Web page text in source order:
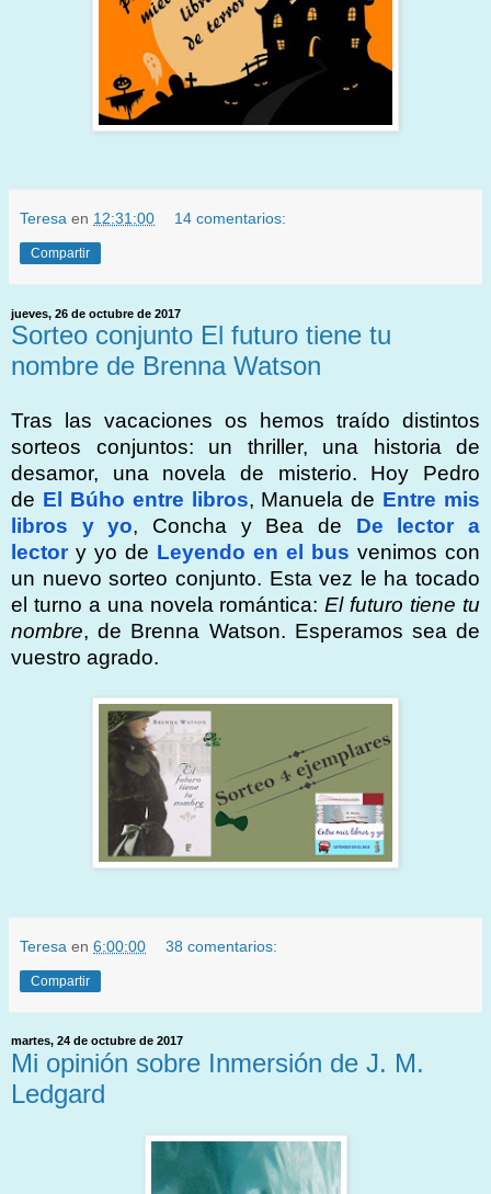
Teresa en 12:31:00 14 comentarios:
Compartir
jueves, 26 de octubre de 2017
Sorteo conjunto El futuro tiene tu
nombre de Brenna Watson
Tras las vacaciones os hemos traído distintos
sorteos conjuntos: un thriller, una historia de
desamor, una novela de misterio. Hoy Pedro
de El Búho entre libros, Manuela de Entre mis
libros y yo, Concha y Bea de De lector a
lector y yo de Leyendo en el bus venimos con
un nuevo sorteo conjunto. Esta vez le ha tocado
el turno a una novela romántica:El futuro tiene tu
nombre, de Brenna Watson. Esperamos sea de
vuestro agrado.
Teresa en 6:00:00 38 comentarios:
Compartir
martes, 24 de octubre de 2017
Mi opinión sobre Inmersión de J. M.
Ledgard